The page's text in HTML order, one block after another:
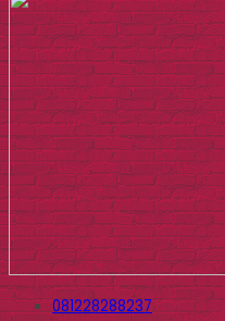
081228288237